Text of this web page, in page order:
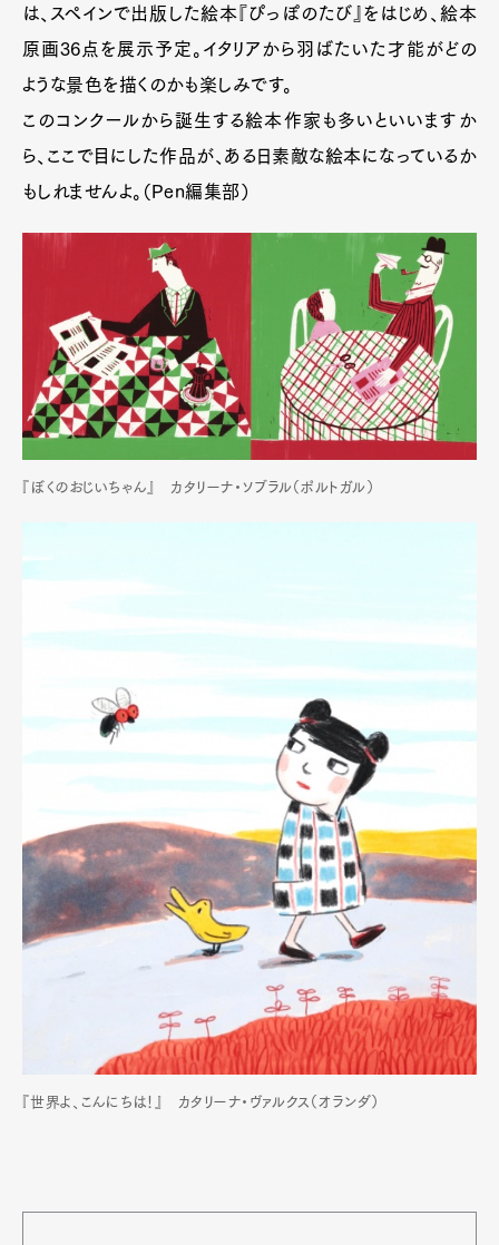
は、スペインで出版した絵本『ぴっぽのたび』をはじめ、絵本
原画36点を展示予定。イタリアから羽ばたいた才能がどの
ような景色を描くのかも楽しみです。
このコンクールから誕生する絵本作家も多いといいますか
ら、ここで目にした作品が、ある日素敵な絵本になっているか
もしれませんよ。（Pen編集部）
『ぼくのおじいちゃん』 カタリーナ・ソブラル（ポルトガル）
『世界よ、こんにちは！』 カタリーナ・ヴァルクス（オランダ）